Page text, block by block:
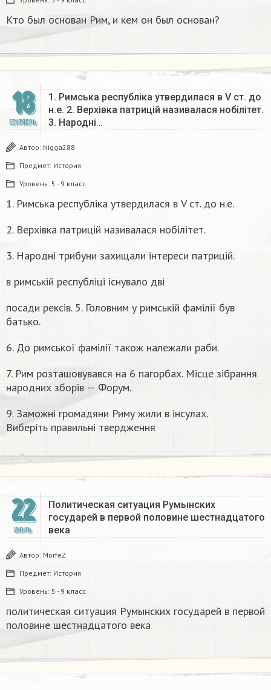
Кто был основан Рим, и кем он был основан?
18
СЕНТЯБРЬ
1. Римська республіка утвердилася в V ст. до
н.е. 2. Верхівка патрицій називалася нобiлiтет.
3. Народні…
Автор: Nigga288
Предмет: История
Уровень: 5 - 9 класс
1. Римська республіка утвердилася в V ст. до н.е.
2. Верхівка патрицій називалася нобiлiтет.
3. Народні трибуни захищали інтереси патрицій.
в римській республіці існувало дві
посади рексів. 5. Головним у римській фамілії був
батько.
6. До римської фамілії також належали раби.
7. Рим розташовувався на 6 пагорбах. Місце зібрання
народних зборів — Форум.
9. Заможні громадяни Риму жили в інсулах.
Виберіть правильні твердження​
22
ИЮЛЬ
Политическая ситуация Румынских
государей в первой половине шестнадцатого
века​
Автор: MorfeZ
Предмет: История
Уровень: 5 - 9 класс
политическая ситуация Румынских государей в первой
половине шестнадцатого века​